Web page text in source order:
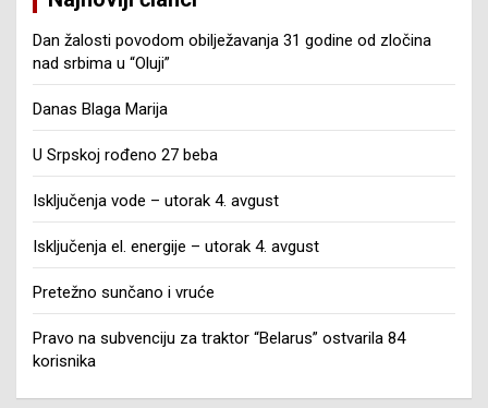
Dan žalosti povodom obilježavanja 31 godine od zločina
nad srbima u “Oluji”
Danas Blaga Marija
U Srpskoj rođeno 27 beba
Isključenja vode – utorak 4. avgust
Isključenja el. energije – utorak 4. avgust
Pretežno sunčano i vruće
Pravo na subvenciju za traktor “Belarus” ostvarila 84
korisnika